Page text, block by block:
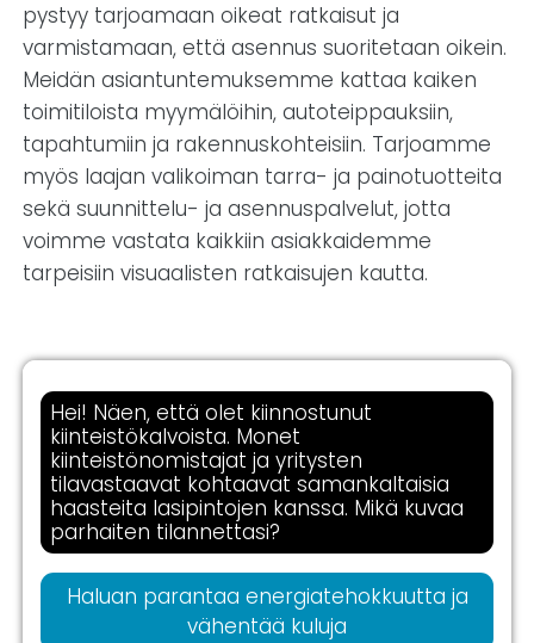
pystyy tarjoamaan oikeat ratkaisut ja
varmistamaan, että asennus suoritetaan oikein.
Meidän asiantuntemuksemme kattaa kaiken
toimitiloista myymälöihin, autoteippauksiin,
tapahtumiin ja rakennuskohteisiin. Tarjoamme
myös laajan valikoiman tarra- ja painotuotteita
sekä suunnittelu- ja asennuspalvelut, jotta
voimme vastata kaikkiin asiakkaidemme
tarpeisiin visuaalisten ratkaisujen kautta.
Hei! Näen, että olet kiinnostunut
kiinteistökalvoista. Monet
kiinteistönomistajat ja yritysten
tilavastaavat kohtaavat samankaltaisia
haasteita lasipintojen kanssa. Mikä kuvaa
parhaiten tilannettasi?
Haluan parantaa energiatehokkuutta ja
vähentää kuluja